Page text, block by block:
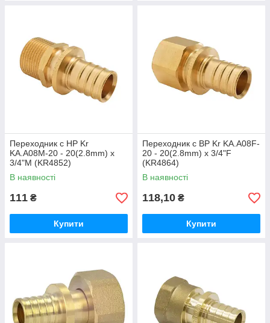
Переходник с НР Kr
KA.A08M-20 - 20(2.8mm) x
3/4"M (KR4852)
В наявності
111 ₴
Купити
Переходник с ВР Kr KA.A08F-
20 - 20(2.8mm) x 3/4"F
(KR4864)
В наявності
118,10 ₴
Купити